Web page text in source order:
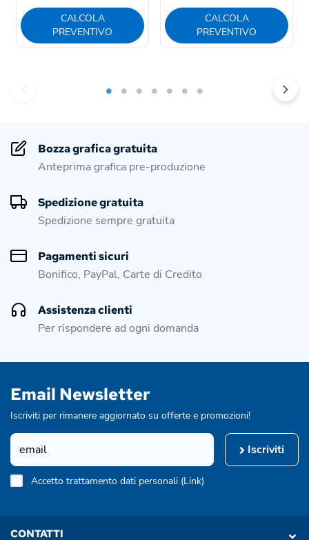
CALCOLA
PREVENTIVO
CALCOLA
PREVENTIVO
Bozza grafica gratuita
Anteprima grafica pre-produzione
Spedizione gratuita
Spedizione sempre gratuita
Pagamenti sicuri
Bonifico, PayPal, Carte di Credito
Assistenza clienti
Per rispondere ad ogni domanda
Email Newsletter
Iscriviti per rimanere aggiornato su offerte e promozioni!
Iscriviti
Accetto trattamento dati personali (Link)
CONTATTI